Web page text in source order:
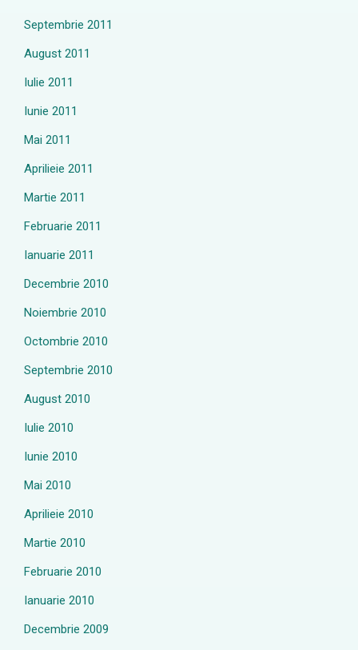
Septembrie 2011
August 2011
Iulie 2011
Iunie 2011
Mai 2011
Aprilieie 2011
Martie 2011
Februarie 2011
Ianuarie 2011
Decembrie 2010
Noiembrie 2010
Octombrie 2010
Septembrie 2010
August 2010
Iulie 2010
Iunie 2010
Mai 2010
Aprilieie 2010
Martie 2010
Februarie 2010
Ianuarie 2010
Decembrie 2009